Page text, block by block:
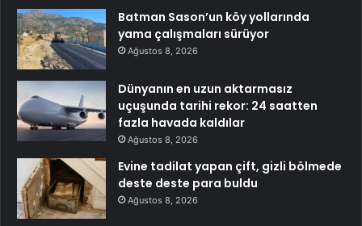
Batman Sason’un köy yollarında
yama çalışmaları sürüyor
Ağustos 8, 2026
Dünyanın en uzun aktarmasız
uçuşunda tarihi rekor: 24 saatten
fazla havada kaldılar
Ağustos 8, 2026
Evine tadilat yapan çift, gizli bölmede
deste deste para buldu
Ağustos 8, 2026